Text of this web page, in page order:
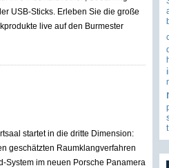
USB-Sticks. Erleben Sie die große
live auf den Burmester
startet in die dritte Dimension:
geschätzten Raumklangverfahren
System im neuen Porsche Panamera